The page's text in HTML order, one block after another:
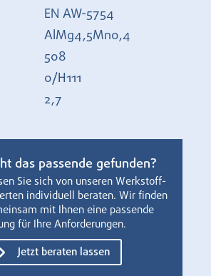
EN AW-5754
AlMg4,5Mn0,4
508
0/H111
2,7
das passende gefunden?
Sie sich von unseren Werkstoff-
individuell beraten. Wir finden
mit Ihnen eine passende
für Ihre Anforderungen.
Jetzt beraten lassen